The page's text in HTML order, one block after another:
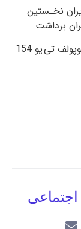
نخـستین
‏برداشت.
وی در 24 تیر 1388 در پی سانحه هواپیمای توپولف تی یو 154